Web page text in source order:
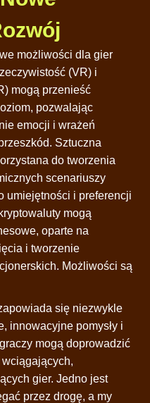
możliwości dla gier
(VR) i
mogą przenieść
pozwalając
emocji i wrażeń
Sztuczna
do tworzenia
scenariuszy
umiejętności i preferencji
mogą
oparte na
i tworzenie
Możliwości są
się niezwykle
innowacyjne pomysły i
mogą doprowadzić
gier. Jedno jest
przez drogę, a my